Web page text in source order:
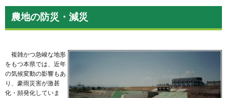
農地の防災・減災
複雑かつ急峻な地形
をもつ本県では、近年
の気候変動の影響もあ
り、豪雨災害が激甚
化・頻発化していま